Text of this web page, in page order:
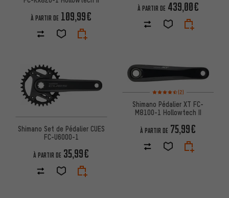
À PARTIR DE 109,99€
À PARTIR DE 439,00€
Shimano Set de Pédalier CUES
FC-U6000-1
À PARTIR DE 35,99€
Note moyenne : 4,5 sur 5
(2)
Shimano Pédalier XT FC-
M8100-1 Hollowtech II
À PARTIR DE 75,99€